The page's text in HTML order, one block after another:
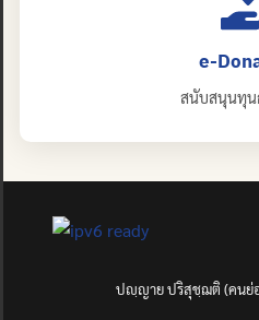
e-
สนับสนุนทุน
ปญฺญาย ปริสุชฺฌติ (คนย่